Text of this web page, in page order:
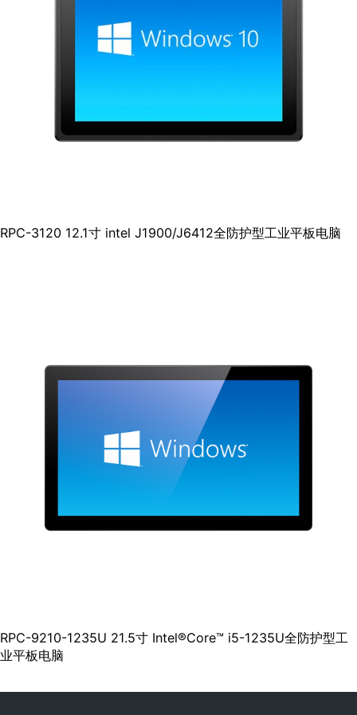
RPC-3120 12.1寸 intel J1900/J6412全防护型工业平板电脑
RPC-9210-1235U 21.5寸 Intel®Core™ i5-1235U全防护型工
业平板电脑